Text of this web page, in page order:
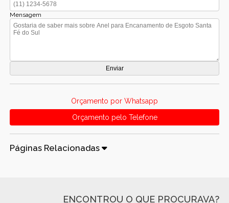
Mensagem
Orçamento por Whatsapp
Orçamento pelo Telefone
Páginas Relacionadas
ENCONTROU O QUE PROCURAVA?